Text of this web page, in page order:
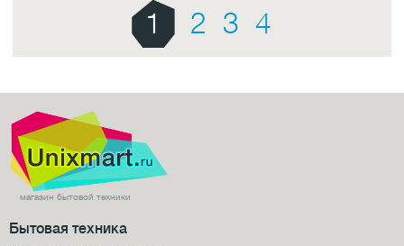
1 2 3 4
магазин бытовой техники
Бытовая техника